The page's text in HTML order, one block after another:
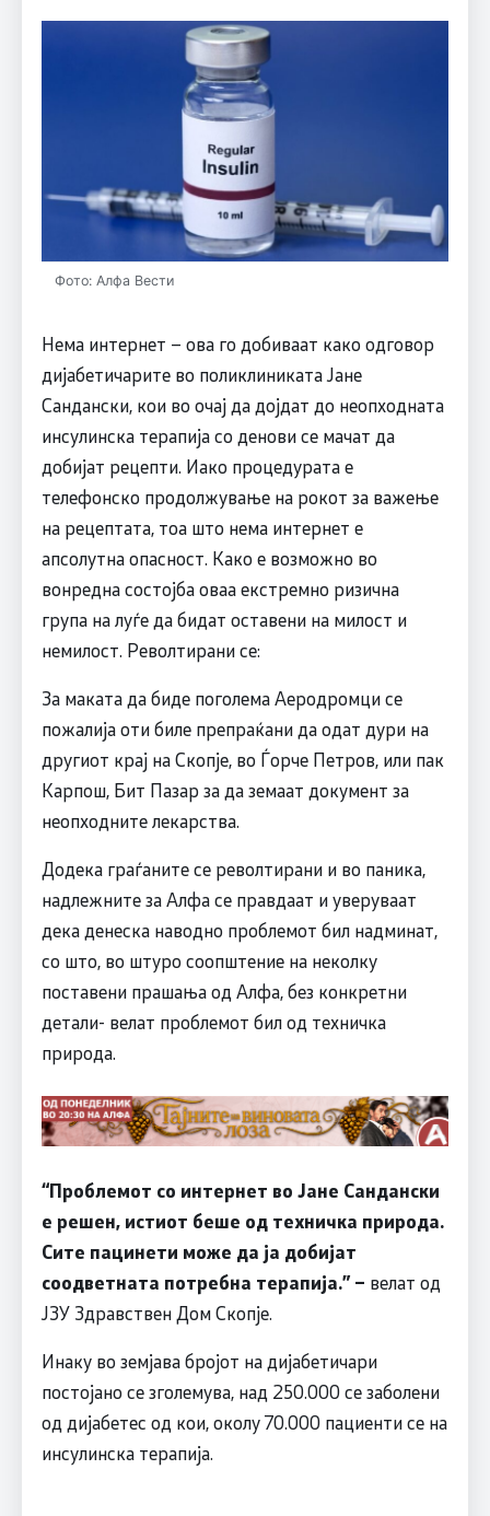
Фото: Алфа Вести
Нема интернет – ова го добиваат како одговор
дијабетичарите во поликлиниката Јане
Сандански, кои во очај да дојдат до неопходната
инсулинска терапија со денови се мачат да
добијат рецепти. Иако процедурата е
телефонско продолжување на рокот за важење
на рецептата, тоа што нема интернет е
апсолутна опасност. Како е возможно во
вонредна состојба оваа екстремно ризична
група на луѓе да бидат оставени на милост и
немилост. Револтирани се:
За маката да биде поголема Аеродромци се
пожалија оти биле препраќани да одат дури на
другиот крај на Скопје, во Ѓорче Петров, или пак
Карпош, Бит Пазар за да земаат документ за
неопходните лекарства.
Додека граѓаните се револтирани и во паника,
надлежните за Алфа се правдаат и уверуваат
дека денеска наводно проблемот бил надминат,
со што, во штуро соопштение на неколку
поставени прашања од Алфа, без конкретни
детали- велат проблемот бил од техничка
природа.
“Проблемот со интернет во Јане Сандански
е решен, истиот беше од техничка природа.
Сите пацинети може да ја добијат
соодветната потребна терапија.”– велат од
ЈЗУ Здравствен Дом Скопје.
Инаку во земјава бројот на дијабетичари
постојано се зголемува, над 250.000 се заболени
од дијабетес од кои, околу 70.000 пациенти се на
инсулинска терапија.